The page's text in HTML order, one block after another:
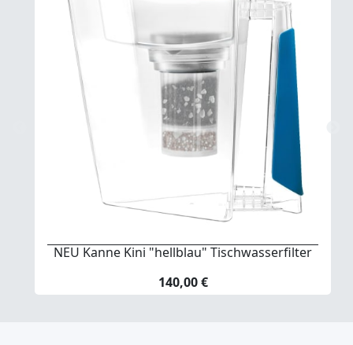
NEU Kanne Kini "hellblau" Tischwasserfilter
140,00 €